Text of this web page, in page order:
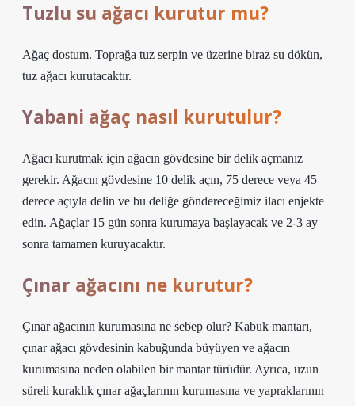
Tuzlu su ağacı kurutur mu?
Ağaç dostum. Toprağa tuz serpin ve üzerine biraz su dökün,
tuz ağacı kurutacaktır.
Yabani ağaç nasıl kurutulur?
Ağacı kurutmak için ağacın gövdesine bir delik açmanız
gerekir. Ağacın gövdesine 10 delik açın, 75 derece veya 45
derece açıyla delin ve bu deliğe göndereceğimiz ilacı enjekte
edin. Ağaçlar 15 gün sonra kurumaya başlayacak ve 2-3 ay
sonra tamamen kuruyacaktır.
Çınar ağacını ne kurutur?
Çınar ağacının kurumasına ne sebep olur? Kabuk mantarı,
çınar ağacı gövdesinin kabuğunda büyüyen ve ağacın
kurumasına neden olabilen bir mantar türüdür. Ayrıca, uzun
süreli kuraklık çınar ağaçlarının kurumasına ve yapraklarının